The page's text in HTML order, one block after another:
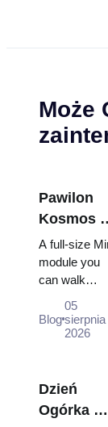
Może
Pawilon
Kosmos
WDNCh:
Wewnątrz
rosyjskiej
wystawy
A full-size
module you
can walk
model,
capsules and
120 pieces of
flight...
Blog
05
sierpnia
2026
Dzień
Ogórka w